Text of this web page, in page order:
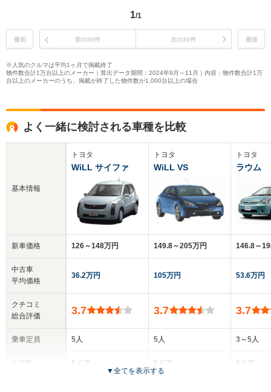
1/1
最初 前の30件 次の30件 最後
※人気のクルマは平均1ヶ月で掲載終了
物件数合計1万台以上のメーカー｜算出データ期間：2024年9月～11月｜内容：物件数合計1万
台以上のメーカーのうち、掲載が終了した物件数が1,000台以上の場合
よく一緒に検討される車種を比較
基本情報
新車価格
中古車
平均価格
クチコミ
総合評価
乗車定員
ドア数
トヨタ
WiLL サイファ
126～148万円
36.2万円
3.7
5人
5ドア
トヨタ
WiLL VS
149.8～205万円
105万円
3.7
5人
5ドア
トヨタ
ラウム
146.8～
53.6万円
3.7
3～5人
5ドア
▼全てを表示する